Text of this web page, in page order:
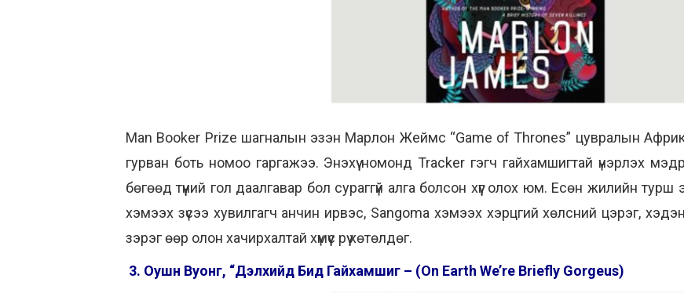
Man Booker Prize шагналын эзэн Марлон Жеймс “Game of Thrones” цувралын
гурван боть номоо гаргажээ. Энэхүү номонд Tracker гэгч гайхамшигтай үнэрлэх
бөгөөд түүний гол даалгавар бол сураггүй алга болсон хүүг олох юм. Есөн жилийн
хэмээх зүсээ хувилгагч анчин ирвэс, Sangoma хэмээх хэрцгий хөлсний цэрэг,
зэрэг өөр олон хачирхалтай хүмүүс рүү хөтөлдөг.
3. Оушн Вуонг, “Дэлхийд Бид Гайхамшиг – (On Earth We’re Briefly Gorgeus)